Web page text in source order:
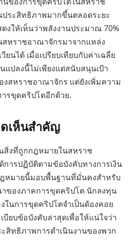
ระสิทธิภาพมากขึ้นตลอดระยะ
งให้เห็นว่าพลังงานประมาณ 70%
หราชอาณาจักรมาจากแหล่ง
นได้ เมื่อเปรียบเทียบกับค่าเฉลี่ย
แปลงนี้ไม่เพียงแต่สนับสนุนเป้า
สหราชอาณาจักร แต่ยังเพิ่มความ
รขุดคริปโตอีกด้วย.
เห็นสำคัญ
สิ่งที่ถูกกฎหมายในสหราช
ารปฏิบัติตามข้อบังคับทางการเงิน
หมายนี้มอบพื้นฐานที่มั่นคงสำหรับ
ของภาคการขุดคริปโต นักลงทุน
ในการขุดคริปโตจำเป็นต้องคอย
บียบข้อบังคับล่าสุดเพื่อให้แน่ใจว่า
สิทธิภาพการดำเนินงานของพวก